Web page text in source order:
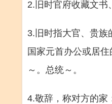
2.旧时官府收藏文书
3.旧时指大官、贵族
国家元首办公或居
～。总统～。
4.敬辞，称对方的家